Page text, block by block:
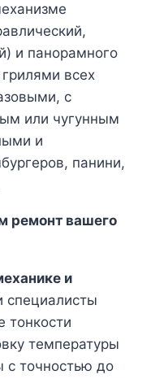
и панорамного
всех
с
или чугунным
и
панини,
ремонт вашего
и
специалисты
тонкости
температуры
с точностью до